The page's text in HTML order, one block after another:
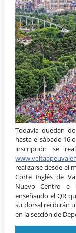
Todavía quedan
hasta el sábado 16
inscripción se
realizarse desde el
Corte Inglés de
Nuevo Centro e
enseñando el QR
su dorsal recibirán
en la sección de